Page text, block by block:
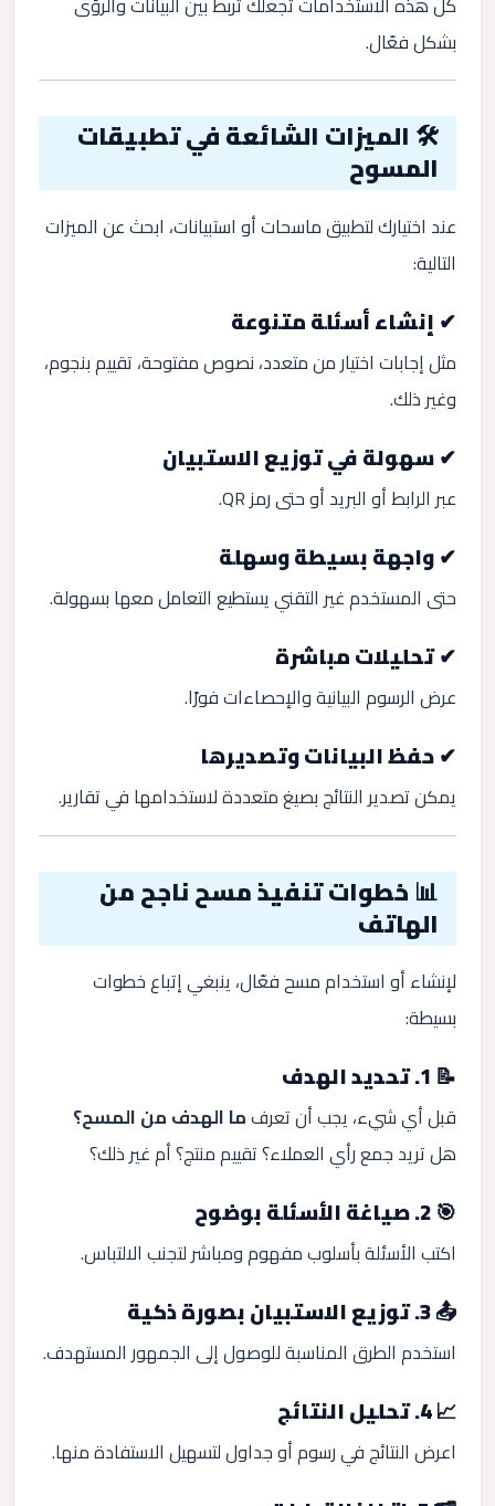
بشكل فعّال.
🛠️ الميزات الشائعة في تطبيقات
المسوح
عند اختيارك لتطبيق ماسحات أو استبيانات، ابحث عن الميزات
التالية:
✔ إنشاء أسئلة متنوعة
مثل إجابات اختيار من متعدد، نصوص مفتوحة، تقييم بنجوم،
وغير ذلك.
✔ سهولة في توزيع الاستبيان
عبر الرابط أو البريد أو حتى رمز QR.
✔ واجهة بسيطة وسهلة
حتى المستخدم غير التقني يستطيع التعامل معها بسهولة.
✔ تحليلات مباشرة
عرض الرسوم البيانية والإحصاءات فورًا.
✔ حفظ البيانات وتصديرها
يمكن تصدير النتائج بصيغ متعددة لاستخدامها في تقارير.
📊 خطوات تنفيذ مسح ناجح من
الهاتف
لإنشاء أو استخدام مسح فعّال، ينبغي إتباع خطوات
بسيطة:
📝 1. تحديد الهدف
قبل أي شيء، يجب أن تعرفما الهدف من المسح؟
هل تريد جمع رأي العملاء؟ تقييم منتج؟ أم غير ذلك؟
🎯 2. صياغة الأسئلة بوضوح
اكتب الأسئلة بأسلوب مفهوم ومباشر لتجنب الالتباس.
📤 3. توزيع الاستبيان بصورة ذكية
استخدم الطرق المناسبة للوصول إلى الجمهور المستهدف.
📈 4. تحليل النتائج
اعرض النتائج في رسوم أو جداول لتسهيل الاستفادة منها.